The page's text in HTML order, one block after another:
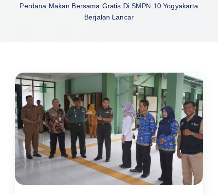
Perdana Makan Bersama Gratis Di SMPN 10 Yogyakarta
Berjalan Lancar